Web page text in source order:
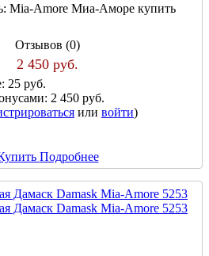
Mia-Amore Миа-Аморе купить
Отзывов (0)
2 450 руб.
25 руб.
2 450 руб.
или войти)
Подробнее